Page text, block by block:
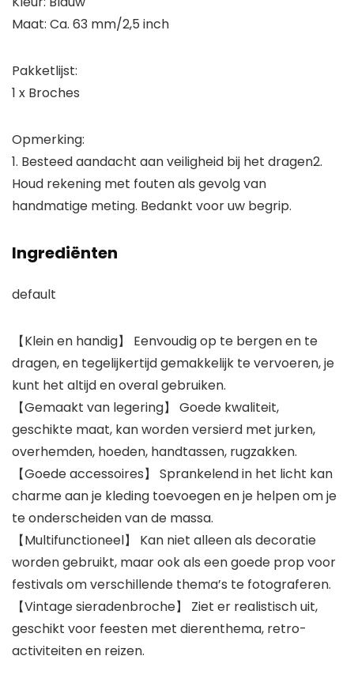
Maat: Ca. 63 mm/2,5 inch
Pakketlijst:
1 x Broches
Opmerking:
1. Besteed aandacht aan veiligheid bij het dragen2.
Houd rekening met fouten als gevolg van
handmatige meting. Bedankt voor uw begrip.
Ingrediënten
default
【Klein en handig】 Eenvoudig op te bergen en te
dragen, en tegelijkertijd gemakkelijk te vervoeren, je
kunt het altijd en overal gebruiken.
【Gemaakt van legering】 Goede kwaliteit,
geschikte maat, kan worden versierd met jurken,
overhemden, hoeden, handtassen, rugzakken.
【Goede accessoires】 Sprankelend in het licht kan
charme aan je kleding toevoegen en je helpen om je
te onderscheiden van de massa.
【Multifunctioneel】 Kan niet alleen als decoratie
worden gebruikt, maar ook als een goede prop voor
festivals om verschillende thema’s te fotograferen.
【Vintage sieradenbroche】 Ziet er realistisch uit,
geschikt voor feesten met dierenthema, retro-
activiteiten en reizen.